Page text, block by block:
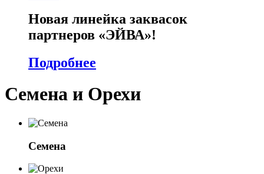
Новая линейка заквасок
партнеров «ЭЙВА»!
Подробнее
Семена и Орехи
Семена